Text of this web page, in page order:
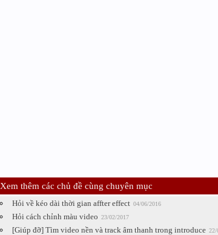
Xem thêm các chủ đề cùng chuyên mục
Hỏi về kéo dài thời gian affter effect 04/06/2016
Hỏi cách chỉnh màu video 23/02/2017
[Giúp đỡ] Tìm video nền và track âm thanh trong introduce 22/